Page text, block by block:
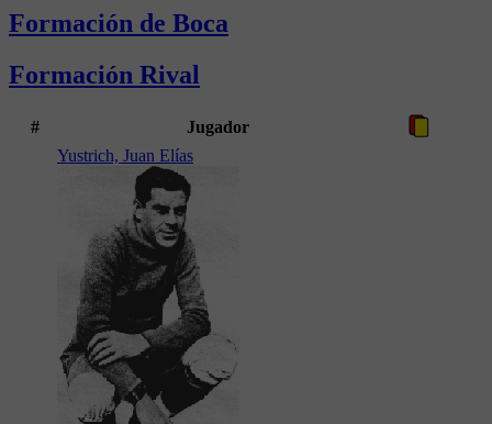
Formación de Boca
Formación Rival
#
Jugador
Yustrich, Juan Elías